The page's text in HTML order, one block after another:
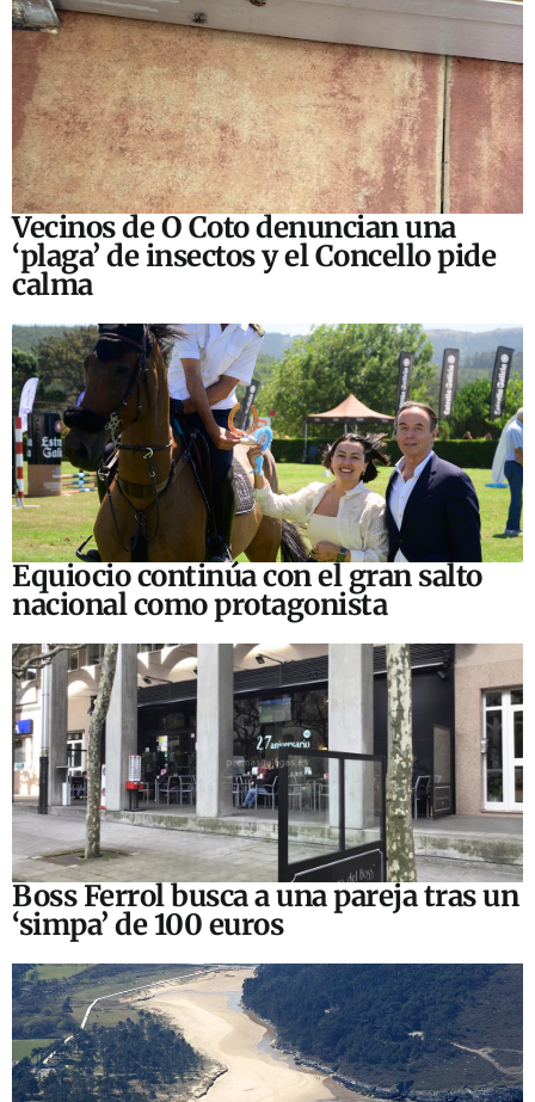
Vecinos de O Coto denuncian una
‘plaga’ de insectos y el Concello pide
calma
Equiocio continúa con el gran salto
nacional como protagonista
Boss Ferrol busca a una pareja tras un
‘simpa’ de 100 euros